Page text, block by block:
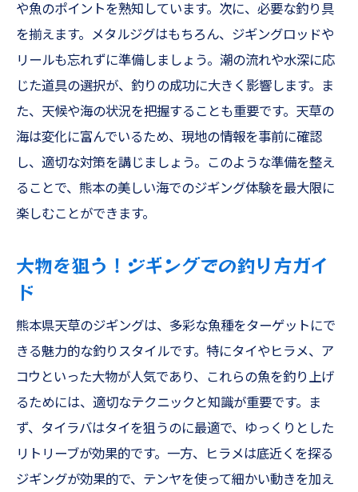
や魚のポイントを熟知しています。次に、必要な釣り具
を揃えます。メタルジグはもちろん、ジギングロッドや
リールも忘れずに準備しましょう。潮の流れや水深に応
じた道具の選択が、釣りの成功に大きく影響します。ま
た、天候や海の状況を把握することも重要です。天草の
海は変化に富んでいるため、現地の情報を事前に確認
し、適切な対策を講じましょう。このような準備を整え
ることで、熊本の美しい海でのジギング体験を最大限に
楽しむことができます。
大物を狙う！ジギングでの釣り方ガイ
ド
熊本県天草のジギングは、多彩な魚種をターゲットにで
きる魅力的な釣りスタイルです。特にタイやヒラメ、ア
コウといった大物が人気であり、これらの魚を釣り上げ
るためには、適切なテクニックと知識が重要です。ま
ず、タイラバはタイを狙うのに最適で、ゆっくりとした
リトリーブが効果的です。一方、ヒラメは底近くを探る
ジギングが効果的で、テンヤを使って細かい動きを加え